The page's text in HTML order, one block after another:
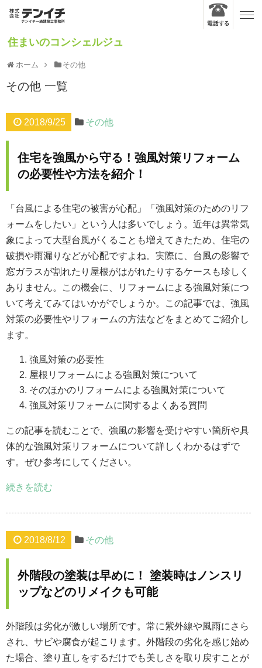
住まいのコンシェルジュ
ホーム その他
その他 一覧
2018/9/25 その他
住宅を強風から守る！強風対策リフォーム
の必要性や方法を紹介！
「台風による住宅の被害が心配」「強風対策のためのリフ
ォームをしたい」という人は多いでしょう。近年は異常気
象によって大型台風がくることも増えてきたため、住宅の
破損や雨漏りなどが心配ですよね。実際に、台風の影響で
窓ガラスが割れたり屋根がはがれたりするケースも珍しく
ありません。この機会に、リフォームによる強風対策につ
いて考えてみてはいかがでしょうか。この記事では、強風
対策の必要性やリフォームの方法などをまとめてご紹介し
ます。
強風対策の必要性
屋根リフォームによる強風対策について
そのほかのリフォームによる強風対策について
強風対策リフォームに関するよくある質問
この記事を読むことで、強風の影響を受けやすい箇所や具
体的な強風対策リフォームについて詳しくわかるはずで
す。ぜひ参考にしてください。
続きを読む
2018/8/12 その他
外階段の塗装は早めに！ 塗装時はノンスリ
ップなどのリメイクも可能
外階段は劣化が激しい場所です。常に紫外線や風雨にさら
され、サビや腐食が起こります。外階段の劣化を感じ始め
た場合、塗り直しをするだけでも美しさを取り戻すことが